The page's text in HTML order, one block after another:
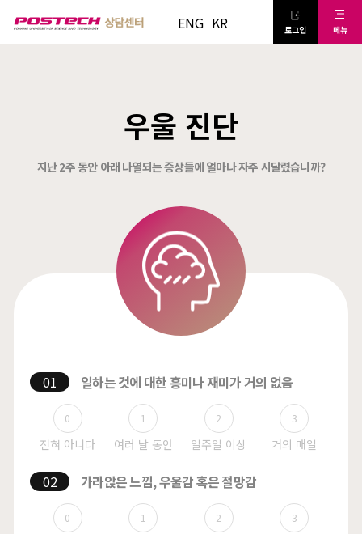
로그인 메뉴
ENG KR
우울 진단
지난 2주 동안 아래 나열되는 증상들에 얼마나 자주 시달렸습니까?
01 일하는 것에 대한 흥미나 재미가 거의 없음
0 1 2 3
02 가라앉은 느낌, 우울감 혹은 절망감
0 1 2 3